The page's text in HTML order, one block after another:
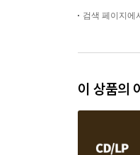
검색 페이지에
이 상품의